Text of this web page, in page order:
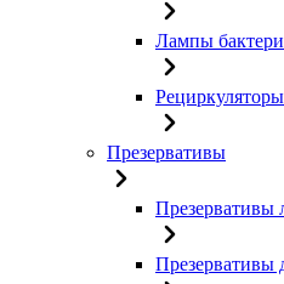
Лампы
Презервативы
Презервативы
Презервативы